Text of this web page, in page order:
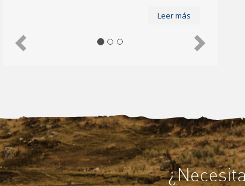
Leer más